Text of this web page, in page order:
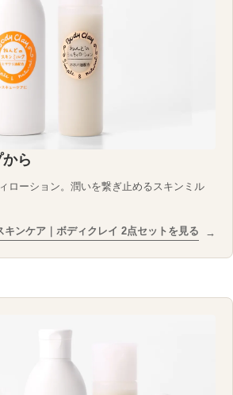
ら
ローション。潤いを繋ぎ止めるスキンミル
キンケア｜ボディクレイ 2点セットを見る →